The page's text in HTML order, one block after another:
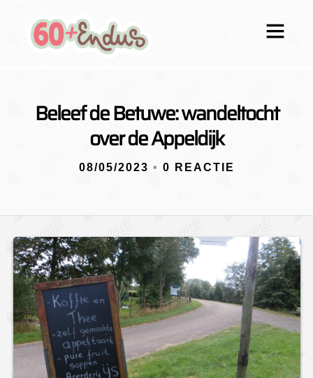
Beleef de Betuwe: wandeltocht
over de Appeldijk
08/05/2023 • 0 REACTIE